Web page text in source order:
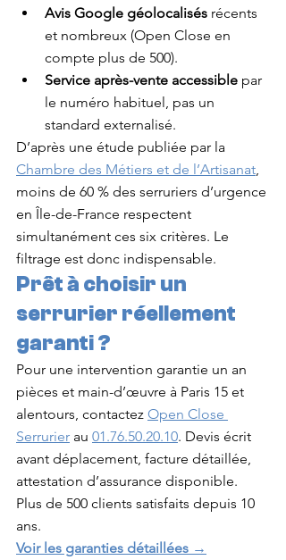
Avis Google géolocalisés récents
et nombreux (Open Close en
compte plus de 500).
Service après-vente accessible par
le numéro habituel, pas un
standard externalisé.
D’après une étude publiée par la
Chambre des Métiers et de l’Artisanat
moins de 60 % des serruriers d’urgence
en Île-de-France respectent
simultanément ces six critères. Le
filtrage est donc indispensable.
Prêt à choisir un
serrurier réellement
garanti ?
Pour une intervention garantie un an
pièces et main-d’œuvre à Paris 15 et
alentours, contactez Open Close
Serrurier au 01.76.50.20.10. Devis écrit
avant déplacement, facture détaillée,
attestation d’assurance disponible.
Plus de 500 clients satisfaits depuis 10
ans.
Voir les garanties détaillées →